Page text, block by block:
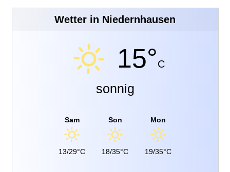
Wetter in Niedernhausen
15°C
sonnig
Sam
13/29°C
Son
18/35°C
Mon
19/35°C